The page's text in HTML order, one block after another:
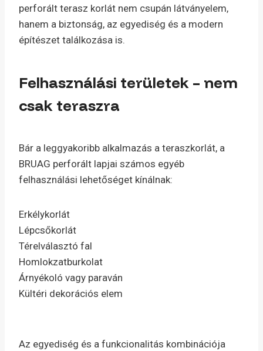
perforált terasz korlát nem csupán látványelem,
hanem a biztonság, az egyediség és a modern
építészet találkozása is.
Felhasználási területek – nem
csak teraszra
Bár a leggyakoribb alkalmazás a teraszkorlát, a
BRUAG perforált lapjai számos egyéb
felhasználási lehetőséget kínálnak:
Erkélykorlát
Lépcsőkorlát
Térelválasztó fal
Homlokzatburkolat
Árnyékoló vagy paraván
Kültéri dekorációs elem
Az egyediség és a funkcionalitás kombinációja